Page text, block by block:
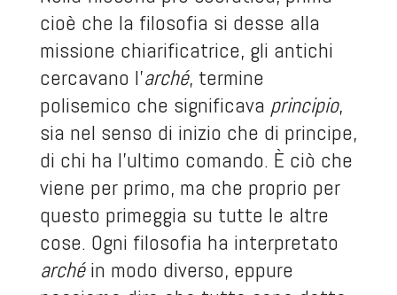
cioè che la filosofia si desse alla
missione chiarificatrice, gli antichi
cercavano l’arché, termine
polisemico che significava principio,
sia nel senso di inizio che di principe,
di chi ha l’ultimo comando. È ciò che
viene per primo, ma che proprio per
questo primeggia su tutte le altre
cose. Ogni filosofia ha interpretato
archéin modo diverso, eppure